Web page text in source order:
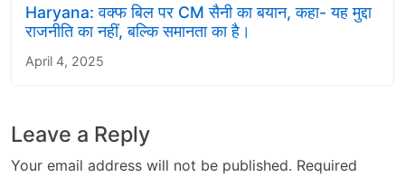
Haryana: वक्फ बिल पर CM सैनी का बयान, कहा- यह मुद्दा
राजनीति का नहीं, बल्कि समानता का है।
April 4, 2025
Leave a Reply
Your email address will not be published. Required